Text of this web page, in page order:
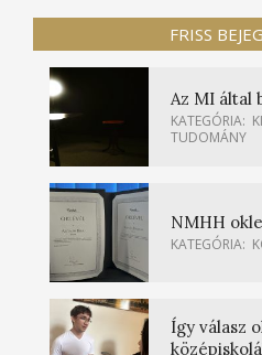
FRISS
Az MI által
KATEGÓRIA:
TUDOMÁNY
NMHH
KATEGÓRIA:
Így válasz